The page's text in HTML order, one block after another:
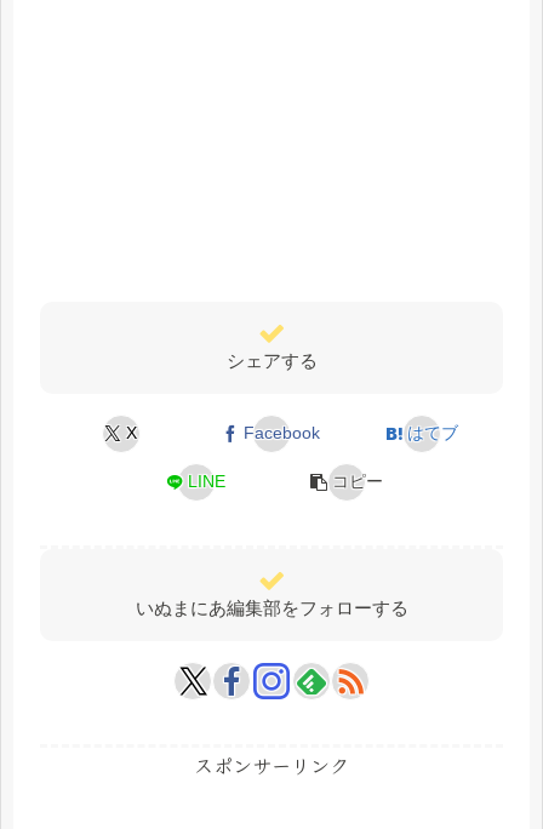
シェアする
X Facebook はてブ
LINE コピー
いぬまにあ編集部をフォローする
スポンサーリンク